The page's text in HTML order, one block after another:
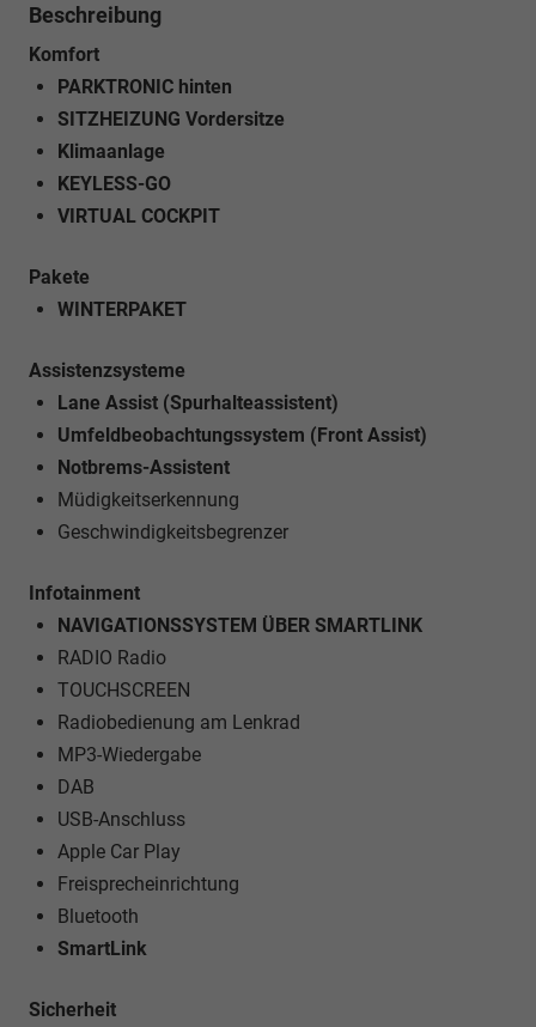
Beschreibung
Komfort
PARKTRONIC hinten
SITZHEIZUNG Vordersitze
Klimaanlage
KEYLESS-GO
VIRTUAL COCKPIT
Pakete
WINTERPAKET
Assistenzsysteme
Lane Assist (Spurhalteassistent)
Umfeldbeobachtungssystem (Front Assist)
Notbrems-Assistent
Müdigkeitserkennung
Geschwindigkeitsbegrenzer
Infotainment
NAVIGATIONSSYSTEM ÜBER SMARTLINK
RADIO Radio
TOUCHSCREEN
Radiobedienung am Lenkrad
MP3-Wiedergabe
DAB
USB-Anschluss
Apple Car Play
Freisprecheinrichtung
Bluetooth
SmartLink
Sicherheit